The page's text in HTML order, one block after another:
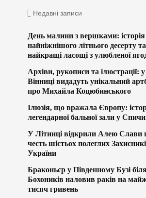
Недавні записи
День малини з вершками: історія
найніжнішого літнього десерту та
найкращі ласощі з улюбленої
Архіви, рукописи та ілюстрації: у
Вінниці видадуть унікальний
про Михайла Коцюбинського
Ілюзія, що вражала Європу:
легендарної бальної зали у
У Літинці відкрили Алею Слави
честь шістьох полеглих
України
Браконьєр у Південному Бузі
Бохоників наловив раків на
тисяч гривень